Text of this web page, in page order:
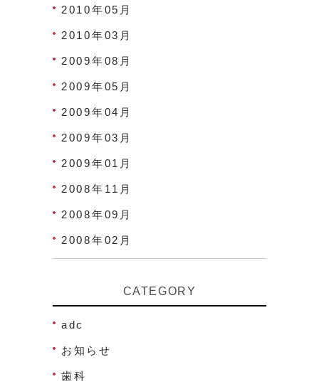
2010年05月
2010年03月
2009年08月
2009年05月
2009年04月
2009年03月
2009年01月
2008年11月
2008年09月
2008年02月
CATEGORY
adc
お知らせ
歯科